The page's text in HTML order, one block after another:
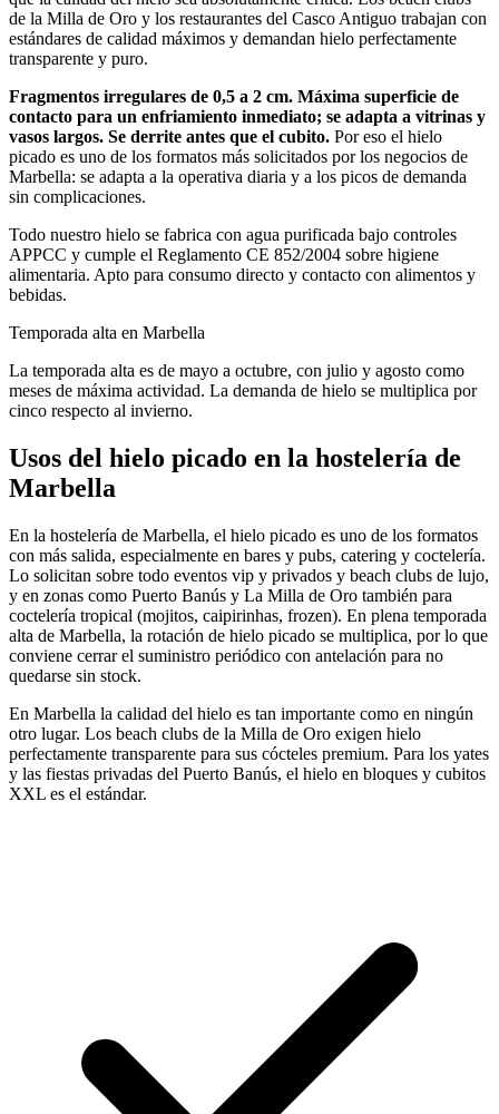
de la Milla de Oro y los restaurantes del Casco Antiguo trabajan con
estándares de calidad máximos y demandan hielo perfectamente
transparente y puro.
Fragmentos irregulares de 0,5 a 2 cm. Máxima superficie de
contacto para un enfriamiento inmediato; se adapta a vitrinas y
vasos largos. Se derrite antes que el cubito. Por eso el hielo
picado es uno de los formatos más solicitados por los negocios de
Marbella: se adapta a la operativa diaria y a los picos de demanda
sin complicaciones.
Todo nuestro hielo se fabrica con agua purificada bajo controles
APPCC y cumple el Reglamento CE 852/2004 sobre higiene
alimentaria. Apto para consumo directo y contacto con alimentos y
bebidas.
Temporada alta en Marbella
La temporada alta es de mayo a octubre, con julio y agosto como
meses de máxima actividad. La demanda de hielo se multiplica por
cinco respecto al invierno.
Usos del hielo picado en la hostelería de
Marbella
En la hostelería de Marbella, el hielo picado es uno de los formatos
con más salida, especialmente en bares y pubs, catering y coctelería.
Lo solicitan sobre todo eventos vip y privados y beach clubs de lujo,
y en zonas como Puerto Banús y La Milla de Oro también para
coctelería tropical (mojitos, caipirinhas, frozen). En plena temporada
alta de Marbella, la rotación de hielo picado se multiplica, por lo que
conviene cerrar el suministro periódico con antelación para no
quedarse sin stock.
En Marbella la calidad del hielo es tan importante como en ningún
otro lugar. Los beach clubs de la Milla de Oro exigen hielo
perfectamente transparente para sus cócteles premium. Para los yates
y las fiestas privadas del Puerto Banús, el hielo en bloques y cubitos
XXL es el estándar.